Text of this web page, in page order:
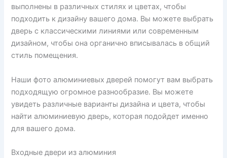
выполнены в различных стилях и цветах, чтобы
подходить к дизайну вашего дома. Вы можете выбрать
дверь с классическими линиями или современным
дизайном, чтобы она органично вписывалась в общий
стиль помещения.
Наши фото алюминиевых дверей помогут вам выбрать
подходящую огромное разнообразие. Вы можете
увидеть различные варианты дизайна и цвета, чтобы
найти алюминиевую дверь, которая подойдет именно
для вашего дома.
Входные двери из алюминия